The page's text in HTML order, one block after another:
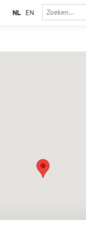
NL EN
Oud Zuilen